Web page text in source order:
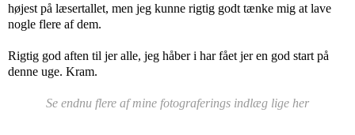
højest på læsertallet, men jeg kunne rigtig godt tænke mig at lave
nogle flere af dem.
Rigtig god aften til jer alle, jeg håber i har fået jer en god start på
denne uge. Kram.
Se endnu flere af mine fotograferings indlæg lige her